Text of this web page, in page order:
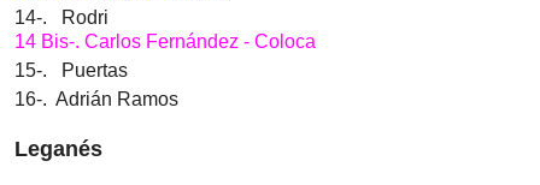
14-. Rodri
14 Bis-. Carlos Fernández - Coloca
15-. Puertas
16-. Adrián Ramos
Leganés